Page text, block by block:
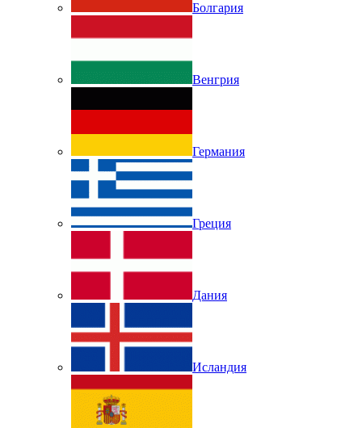
Болгария
Венгрия
Германия
Греция
Дания
Исландия